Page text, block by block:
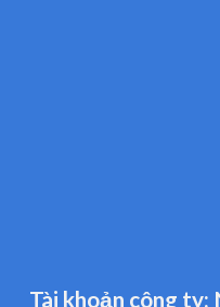
Tài khoản công ty: